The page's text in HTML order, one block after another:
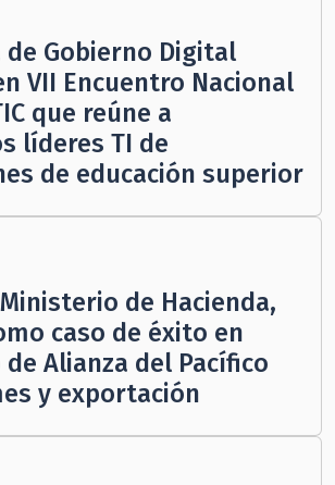
Gobierno Digital
VII Encuentro Nacional
que reúne a
líderes TI de
de educación superior
Ministerio de Hacienda,
caso de éxito en
Alianza del Pacífico
y exportación